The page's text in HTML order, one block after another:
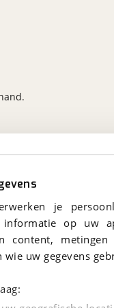
je
informatie op
content,
uw gegevens
zorg en
zijn van de
staan klaar
reparaties
kunt u
is goed
uit van de
de grootste
met
u bij Terwolde
en